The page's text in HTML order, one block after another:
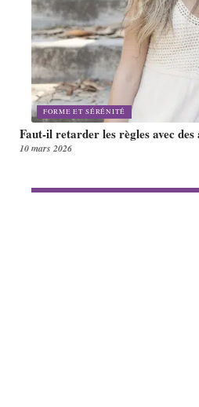
FORME ET SÉRÉNITÉ
Faut-il retarder les règles avec
10 mars 2026